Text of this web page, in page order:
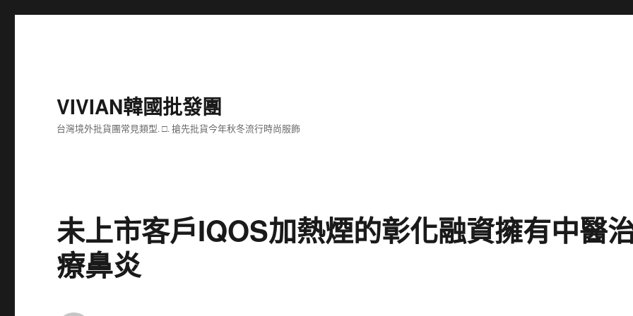
VIVIAN韓國批發團
台灣境外批貨團常見類型. □. 搶先批貨今年秋冬流行時尚服飾
未上市客戶IQOS加熱煙的彰化融資擁有中醫
療鼻炎